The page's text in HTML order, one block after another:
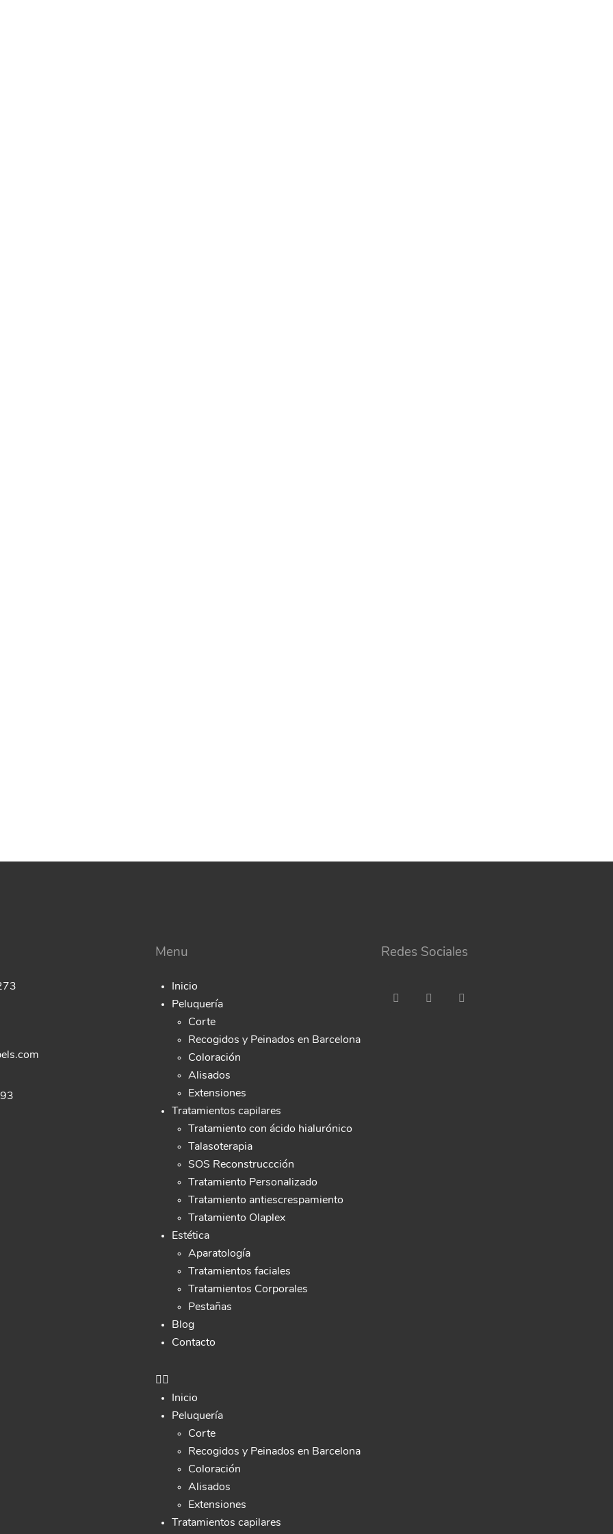
Menu
Inicio
Peluquería
Corte
Recogidos y Peinados en Barcelona
Coloración
Alisados
Extensiones
Tratamientos capilares
Tratamiento con ácido hialurónico
Talasoterapia
SOS Reconstruccción
Tratamiento Personalizado
Tratamiento antiescrespamiento
Tratamiento Olaplex
Estética
Aparatología
Tratamientos faciales
Tratamientos Corporales
Pestañas
Blog
Contacto
Inicio
Peluquería
Corte
Recogidos y Peinados en Barcelona
Coloración
Alisados
Extensiones
Tratamientos capilares
Redes Sociales